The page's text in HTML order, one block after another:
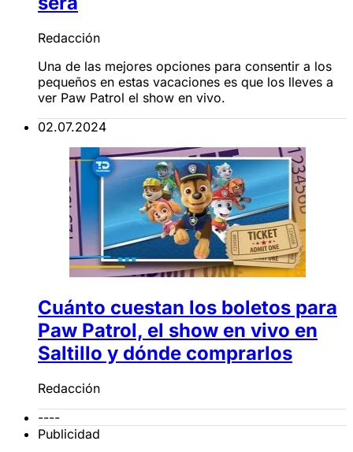
Redacción
Una de las mejores opciones para consentir a los
pequeños en estas vacaciones es que los lleves a
ver Paw Patrol el show en vivo.
02.07.2024
Cuánto cuestan los boletos para
Paw Patrol, el show en vivo en
Saltillo y dónde comprarlos
Redacción
----
Publicidad